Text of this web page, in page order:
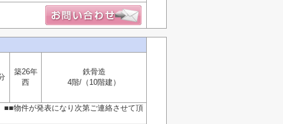
築26年
西
鉄骨造
4階/（10階建）
物件が発表になり次第ご連絡させて頂